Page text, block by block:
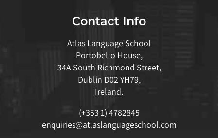
Contact Info
Atlas Language School
Portobello House,
34A South Richmond Street,
Dublin D02 YH79,
Ireland.
(+353 1) 4782845
enquiries@atlaslanguageschool.com